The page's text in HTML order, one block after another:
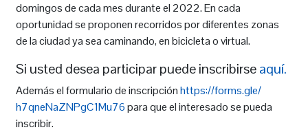
domingos de cada mes durante el 2022. En cada
oportunidad se proponen recorridos por diferentes zonas
de la ciudad ya sea caminando, en bicicleta o virtual.
Si usted desea participar puede inscribirseaquí.
Además el formulario de inscripciónhttps://forms.gle/
h7qneNaZNPgC1Mu76para que el interesado se pueda
inscribir.